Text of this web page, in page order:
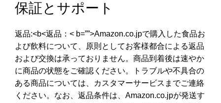
保証とサポート
返品:<b<返品：< b=””>Amazon.co.jpで購入した食品お
よび飲料について、原則としてお客様都合による返品
および交換は承っておりません。商品到着後は速やか
に商品の状態をご確認ください。トラブルや不具合の
ある商品については、カスタマーサービスまでご連絡
ください。なお、返品条件は、Amazon.co.jpが発送す